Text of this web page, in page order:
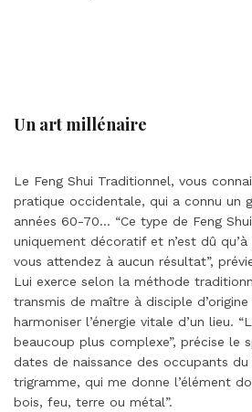
Un art millénaire
Le Feng Shui Traditionnel, vous
pratique occidentale, qui a connu un
années 60-70… “Ce type de Feng
uniquement décoratif et n’est dû
vous attendez à aucun résultat”,
Lui exerce selon la méthode
transmis de maître à disciple
harmoniser l’énergie vitale d’un lieu.
beaucoup plus complexe”, précise le
dates de naissance des occupants
trigramme, qui me donne l’élément
bois, feu, terre ou métal”.